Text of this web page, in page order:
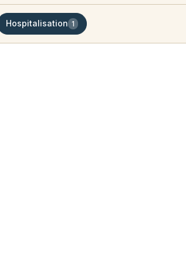
Hospitalisation 1